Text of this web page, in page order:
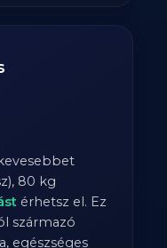
80 kg
érhetsz el. Ez
származó
egészséges